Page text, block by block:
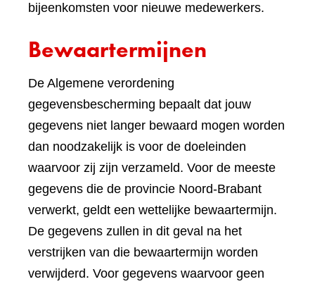
bijeenkomsten voor nieuwe medewerkers.
Bewaartermijnen
De Algemene verordening
gegevensbescherming bepaalt dat jouw
gegevens niet langer bewaard mogen worden
dan noodzakelijk is voor de doeleinden
waarvoor zij zijn verzameld. Voor de meeste
gegevens die de provincie Noord-Brabant
verwerkt, geldt een wettelijke bewaartermijn.
De gegevens zullen in dit geval na het
verstrijken van die bewaartermijn worden
verwijderd. Voor gegevens waarvoor geen